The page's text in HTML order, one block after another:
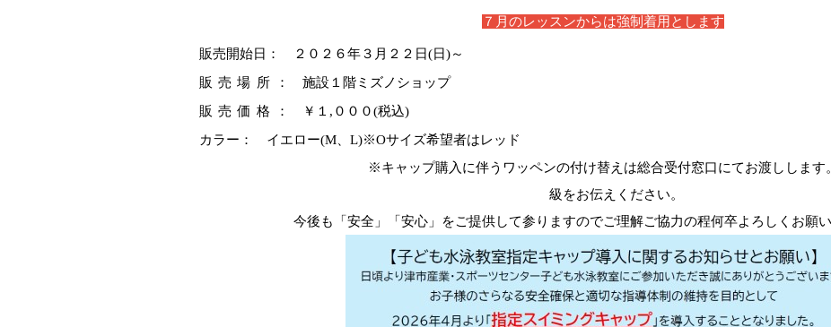
７月のレッスンからは強制着用とします
販売開始日： ２０２６年３月２２日(日)～
販売場所
： 施設１階ミズノショップ
販売価格
： ￥１,０００(税込)
カラー ： イエロー(M、L)※Oサイズ希望者はレッド
※キャップ購入に伴うワッペンの付け替えは総合受付窓口にてお渡しします。
級をお伝えください。
今後も「安全」「安心」をご提供して参りますのでご理解ご協力の程何卒よろしくお願い